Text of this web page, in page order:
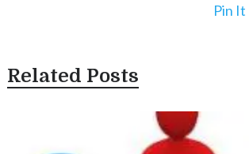
Pin It
Related Posts